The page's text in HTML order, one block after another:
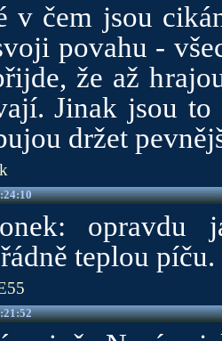
v čem jsou
povahu -
že až
Jinak jsou to
držet
teplou